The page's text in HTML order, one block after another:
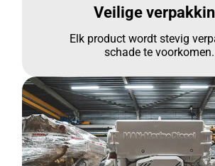
Veilige
Elk product wordt stevig
schade te voorkomen.